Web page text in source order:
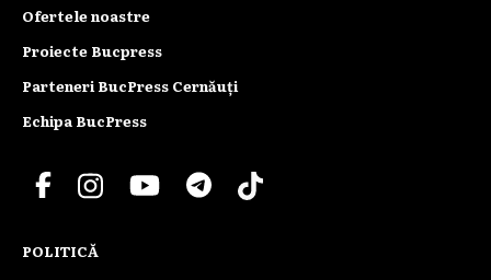
Ofertele noastre
Proiecte Bucpress
Parteneri BucPress Cernăuți
Echipa BucPress
POLITICĂ